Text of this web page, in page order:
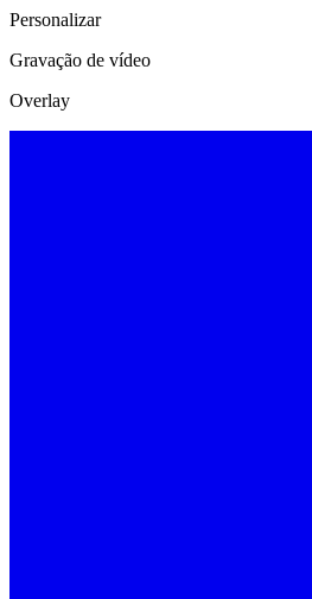
Personalizar
Gravação de vídeo
Overlay